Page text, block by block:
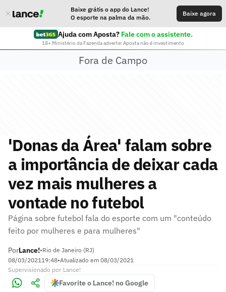
Baixe grátis o app do Lance!
O esporte na palma da mão.
Baixe agora
Ajuda com Aposta? Fale com o assistente.
18+ Ministério da Fazenda adverte: Aposta não é investimento
Fora de Campo
'Donas da Área' falam sobre
a importância de deixar cada
vez mais mulheres a
vontade no futebol
Página sobre futebol fala do esporte com um "conteúdo
feito por mulheres e para mulheres"
PorLance!•Rio de Janeiro (RJ)
08/03/202119:48•Atualizado em 08/03/2021
Supervisionado por Lance!
Favorite o Lance! no Google